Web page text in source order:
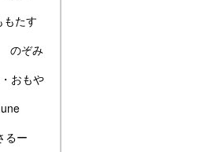
もたす
のぞみ
おもや
るー